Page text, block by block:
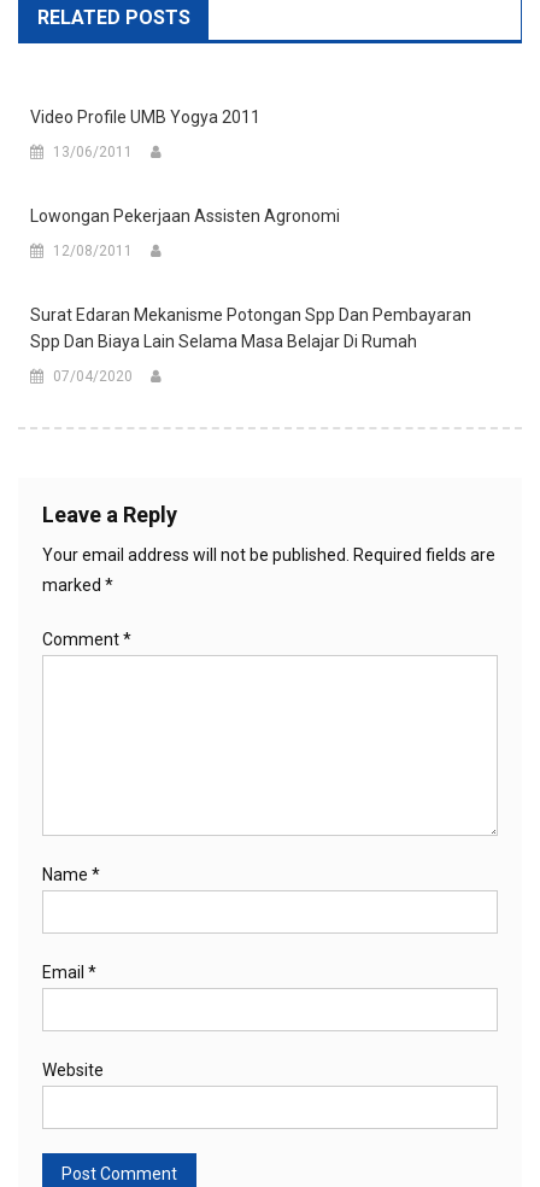
RELATED POSTS
Video Profile UMB Yogya 2011
13/06/2011
Lowongan Pekerjaan Assisten Agronomi
12/08/2011
Surat Edaran Mekanisme Potongan Spp Dan Pembayaran
Spp Dan Biaya Lain Selama Masa Belajar Di Rumah
07/04/2020
Leave a Reply
Your email address will not be published.
Required fields are
marked *
Comment*
Name *
Email *
Website